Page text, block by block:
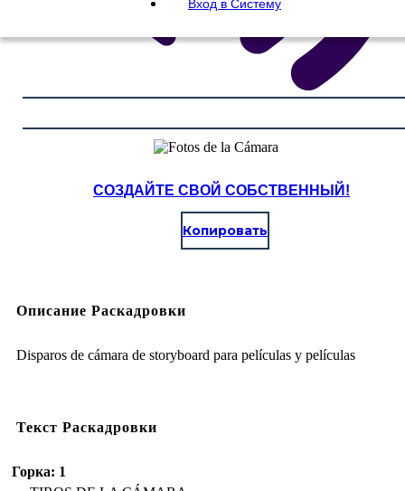
Вход в Систему
СОЗДАЙТЕ СВОЙ СОБСТВЕННЫЙ!
Копировать
Описание Раскадровки
Disparos de cámara de storyboard para películas y películas
Текст Раскадровки
Горка: 1